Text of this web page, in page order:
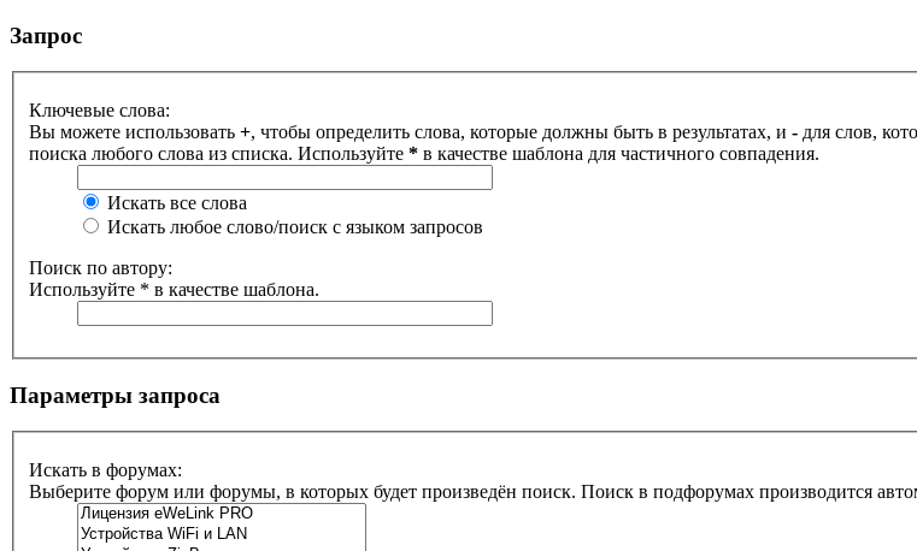
Запрос
Ключевые слова:
Вы можете использовать +, чтобы определить слова, которые должны быть в результатах, и - для слов,
поиска любого слова из списка. Используйте * в качестве шаблона для частичного совпадения.
Искать все слова
Искать любое слово/поиск с языком запросов
Поиск по автору:
Используйте * в качестве шаблона.
Параметры запроса
Искать в форумах:
Выберите форум или форумы, в которых будет произведён поиск. Поиск в подфорумах производится